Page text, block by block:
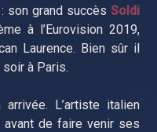
son grand succès Soldi
à l’Eurovision 2019,
Laurence. Bien sûr il
à Paris.
L’artiste italien
de faire venir ses